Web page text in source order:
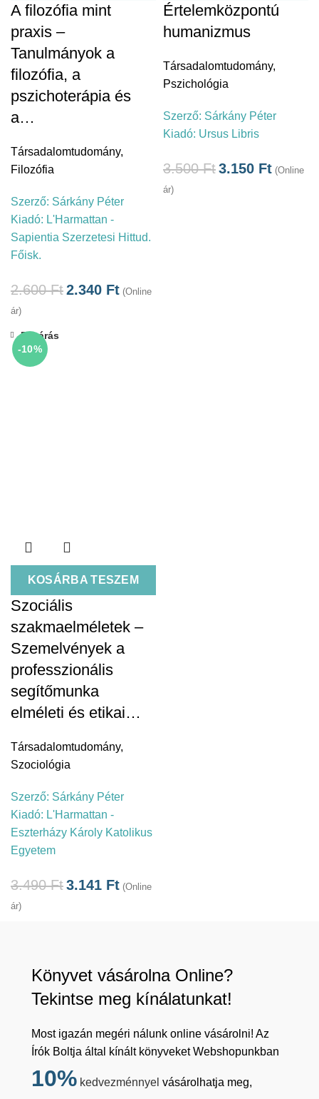
A filozófia mint
praxis –
Tanulmányok a
filozófia, a
pszichoterápia és
a…
Társadalomtudomány,
Filozófia
Szerző: Sárkány Péter
Kiadó: L'Harmattan -
Sapientia Szerzetesi Hittud.
Főisk.
2.600Ft2.340 Ft (Online
ár)
Értelemközpontú
humanizmus
Társadalomtudomány,
Pszichológia
Szerző: Sárkány Péter
Kiadó: Ursus Libris
3.500Ft3.150 Ft (Online
ár)
-10%
KOSÁRBA TESZEM
Bezárás
Szociális
szakmaelméletek –
Szemelvények a
professzionális
segítőmunka
elméleti és etikai…
Társadalomtudomány,
Szociológia
Szerző: Sárkány Péter
Kiadó: L'Harmattan -
Eszterházy Károly Katolikus
Egyetem
3.490Ft3.141 Ft (Online
ár)
Könyvet vásárolna Online?
Tekintse meg kínálatunkat!
Most igazán megéri nálunk online vásárolni! Az
Írók Boltja által kínált könyveket Webshopunkban
10% kedvezménnyel vásárolhatja meg,